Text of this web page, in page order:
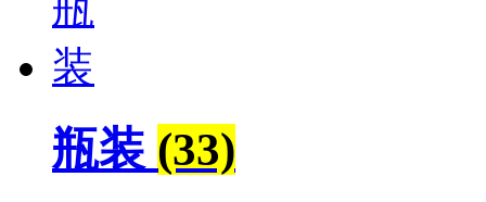
瓶装 (33)